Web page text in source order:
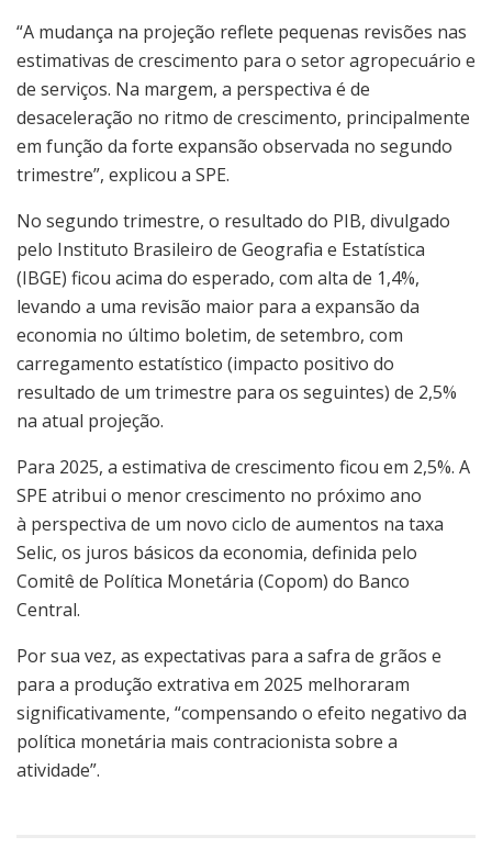
“A mudança na projeção reflete pequenas revisões nas
estimativas de crescimento para o setor agropecuário e
de serviços. Na margem, a perspectiva é de
desaceleração no ritmo de crescimento, principalmente
em função da forte expansão observada no segundo
trimestre”, explicou a SPE.
No segundo trimestre, o resultado do PIB, divulgado
pelo Instituto Brasileiro de Geografia e Estatística
(IBGE) ficou acima do esperado, com alta de 1,4%,
levando a uma revisão maior para a expansão da
economia no último boletim, de setembro, com
carregamento estatístico (impacto positivo do
resultado de um trimestre para os seguintes) de 2,5%
na atual projeção.
Para 2025, a estimativa de crescimento ficou em 2,5%. A
SPE atribui o menor crescimento no próximo ano
à perspectiva de um novo ciclo de aumentos na taxa
Selic, os juros básicos da economia, definida pelo
Comitê de Política Monetária (Copom) do Banco
Central.
Por sua vez, as expectativas para a safra de grãos e
para a produção extrativa em 2025 melhoraram
significativamente, “compensando o efeito negativo da
política monetária mais contracionista sobre a
atividade”.